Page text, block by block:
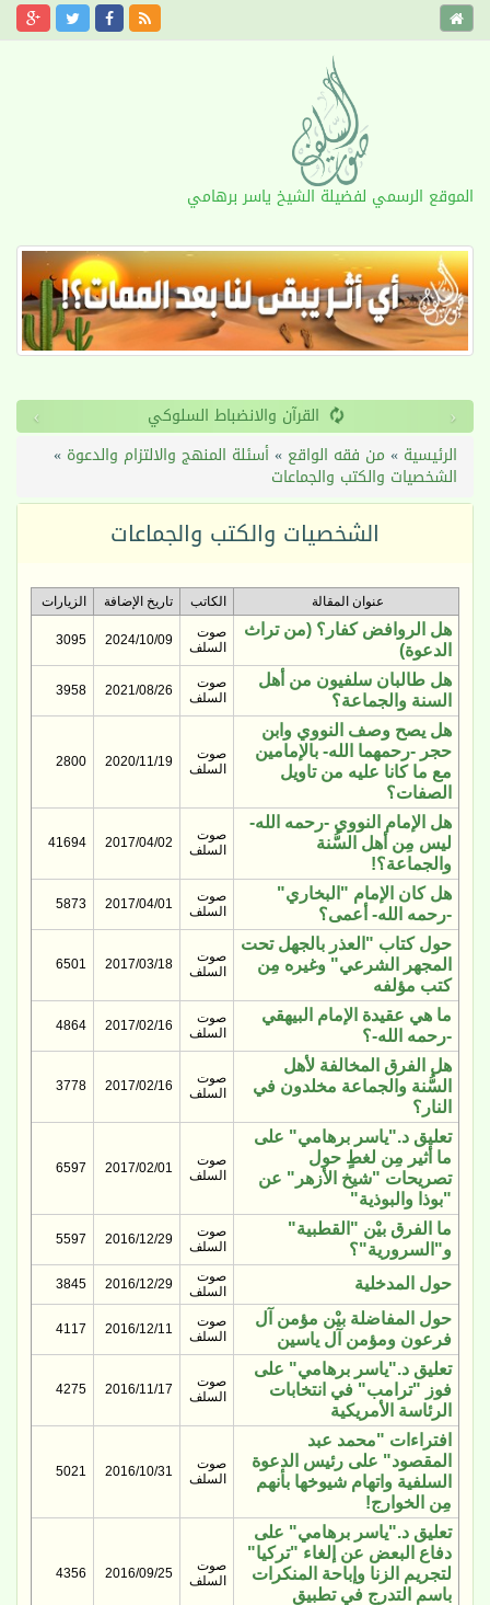
الموقع الرسمي لفضيلة الشيخ ياسر برهامي
القرآن والانضباط السلوكي ‹
›
الرئيسية » من فقه الواقع »أسئلة المنهج والالتزام والدعوة »
الشخصيات والكتب والجماعات
الشخصيات والكتب والجماعات
عنوان المقالة الكاتب تاريخ الإضافة الزيارات
هل الروافض كفار؟ (من تراث
الدعوة)
صوت
السلف
2024/10/09
3095
هل طالبان سلفيون من أهل
السنة والجماعة؟
صوت
السلف
2021/08/26
3958
هل يصح وصف النووي وابن
حجر -رحمهما الله- بالإمامين
مع ما كانا عليه من تاويل
الصفات؟
صوت
السلف
2020/11/19
2800
هل الإمام النووي -رحمه الله-
ليس مِن أهل السُّنة
والجماعة؟!
صوت
السلف
2017/04/02
41694
هل كان الإمام "البخاري"
-رحمه الله- أعمى؟
صوت
السلف
2017/04/01
5873
حول كتاب "العذر بالجهل تحت
المجهر الشرعي" وغيره مِن
كتب مؤلفه
صوت
السلف
2017/03/18
6501
ما هي عقيدة الإمام البيهقي
-رحمه الله-؟
صوت
السلف
2017/02/16
4864
هل الفرق المخالفة لأهل
السُّنة والجماعة مخلدون في
النار؟
صوت
السلف
2017/02/16
3778
تعليق د."ياسر برهامي" على
ما أثير مِن لغطٍ حول
تصريحات "شيخ الأزهر" عن
"بوذا والبوذية"
صوت
السلف
2017/02/01
6597
ما الفرق بيْن "القطبية"
و"السرورية"؟
صوت
السلف
2016/12/29
5597
حول المدخلية
صوت
السلف
2016/12/29
3845
حول المفاضلة بيْن مؤمن آل
فرعون ومؤمن آل ياسين
صوت
السلف
2016/12/11
4117
تعليق د."ياسر برهامي" على
فوز "ترامب" في انتخابات
الرئاسة الأمريكية
صوت
السلف
2016/11/17
4275
افتراءات "محمد عبد
المقصود" على رئيس الدعوة
السلفية واتهام شيوخها بأنهم
مِن الخوارج!
صوت
السلف
2016/10/31
5021
تعليق د."ياسر برهامي" على
دفاع البعض عن إلغاء "تركيا"
لتجريم الزنا وإباحة المنكرات
باسم التدرج في تطبيق
صوت
السلف
2016/09/25
4356